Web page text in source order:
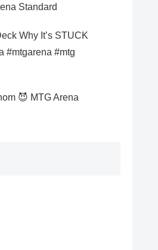
Standard
Why It’s STUCK
#mtgarena #mtg
😈 MTG Arena